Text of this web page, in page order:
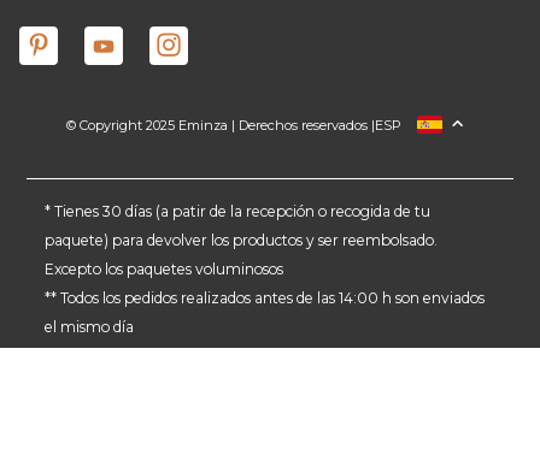
© Copyright 2025 Eminza | Derechos reservados |
FRANCIA
ALEMANIA
PAÍSES BAJOS
ESP
* Tienes 30 días (a patir de la recepción o recogida de tu
paquete) para devolver los productos y ser reembolsado.
Excepto los paquetes voluminosos
** Todos los pedidos realizados antes de las 14:00 h son enviados
el mismo día